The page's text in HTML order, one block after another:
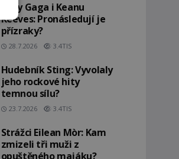
Lady Gaga i Keanu
Reeves: Pronásledují je
přízraky?
28.7.2026 3.4TIS
Hudebník Sting: Vyvolaly
jeho rockové hity
temnou sílu?
23.7.2026 3.4TIS
Strážci Eilean Mòr: Kam
zmizeli tři muži z
opuštěného majáku?